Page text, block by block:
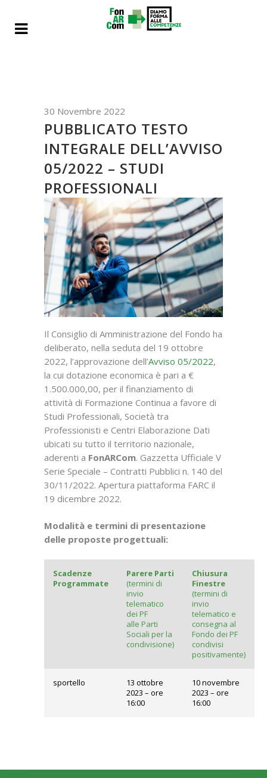
30 Novembre 2022
PUBBLICATO TESTO
INTEGRALE DELL’AVVISO
05/2022 – STUDI
PROFESSIONALI
Il Consiglio di Amministrazione del Fondo ha
deliberato, nella seduta del 19 ottobre
2022, l’approvazione dell’Avviso 05/2022,
la cui dotazione economica è pari a €
1.500.000,00, per il finanziamento di
attività di Formazione Continua a favore di
Studi Professionali, Società tra
Professionisti e Centri Elaborazione Dati
ubicati su tutto il territorio nazionale,
aderenti a FonARCom. Gazzetta Ufficiale V
Serie Speciale – Contratti Pubblici n. 140 del
30/11/2022. Apertura piattaforma FARC il
19 dicembre 2022.
Modalità e termini di presentazione
delle proposte progettuali:
Scadenze
Programmate
Parere Parti
(termini di
invio
telematico
dei PF
alle Parti
Sociali per la
condivisione)
Chiusura
Finestre
(termini di
invio
telematico e
consegna al
Fondo dei PF
condivisi
positivamente)
sportello
13 ottobre
2023 – ore
16:00
10 novembre
2023 – ore
16:00